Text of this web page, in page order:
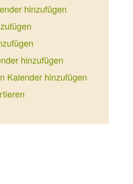
hinzufügen
hinzufügen
Kalender hinzufügen